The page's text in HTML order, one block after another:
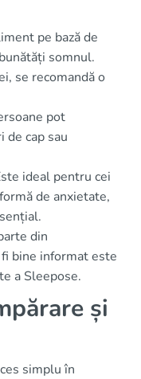
pe bază de
somnul.
se recomandă o
pot
cap sau
ideal pentru cei
de anxietate,
din
bine informat este
a Sleepose.
și
simplu în